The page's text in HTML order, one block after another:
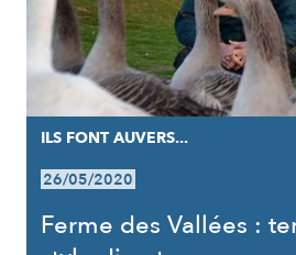
ILS FONT AUVERS...
26/05/2020
Ferme des Vallées :